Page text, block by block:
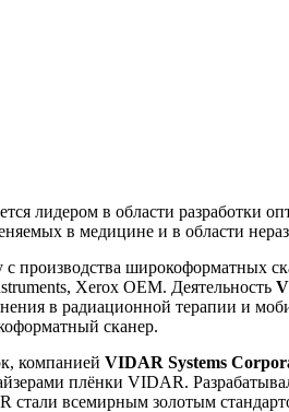
лидером в области разработки
в медицине и в области
с производства
Xerox OEM. Деятельность
в радиационной терапии и
сканер.
компанией VIDAR Systems
плёнки VIDAR.
всемирным золотым